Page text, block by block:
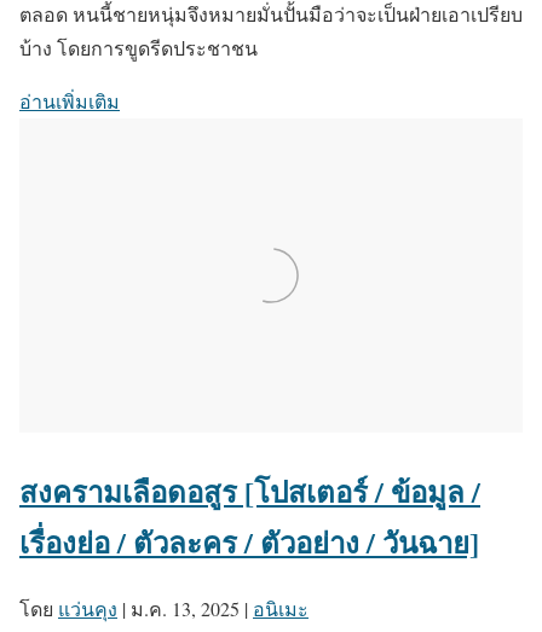
ตลอด หนนี้ชายหนุ่มจึงหมายมั่นปั้นมือว่าจะเป็นฝ่ายเอาเปรียบ
บ้าง โดยการขูดรีดประชาชน
อ่านเพิ่มเติม
สงครามเลือดอสูร [โปสเตอร์ / ข้อมูล /
เรื่องย่อ / ตัวละคร / ตัวอย่าง / วันฉาย]
โดย แว่นคุง | ม.ค. 13, 2025 | อนิเมะ